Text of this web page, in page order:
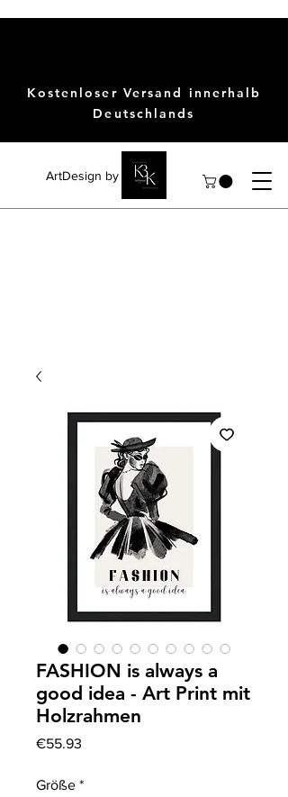
ArtDesign by KBK
Kostenloser Versand innerhalb
Deutschlands
FASHION is always a
good idea - Art Print mit
Holzrahmen
€55.93
Größe *